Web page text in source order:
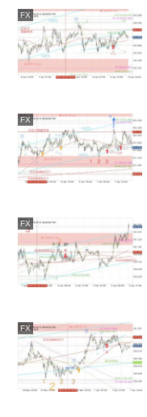
FX
FX
FX
FX